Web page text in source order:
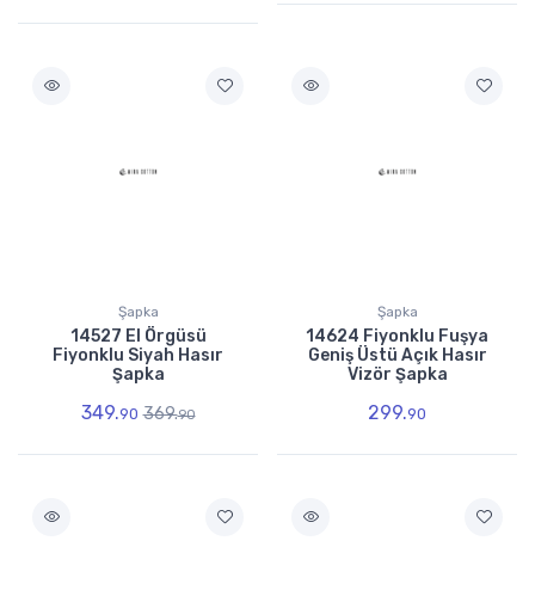
Şapka
14527 El Örgüsü
Fiyonklu Siyah Hasır
Şapka
349.90 369.90
Şapka
14624 Fiyonklu Fuşya
Geniş Üstü Açık Hasır
Vizör Şapka
299.90